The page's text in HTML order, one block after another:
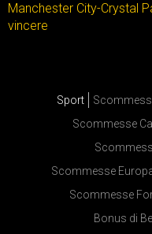
Manchester City-Crystal
vincere
Sport
Scommesse
Scommesse
Scommesse
Bonus di